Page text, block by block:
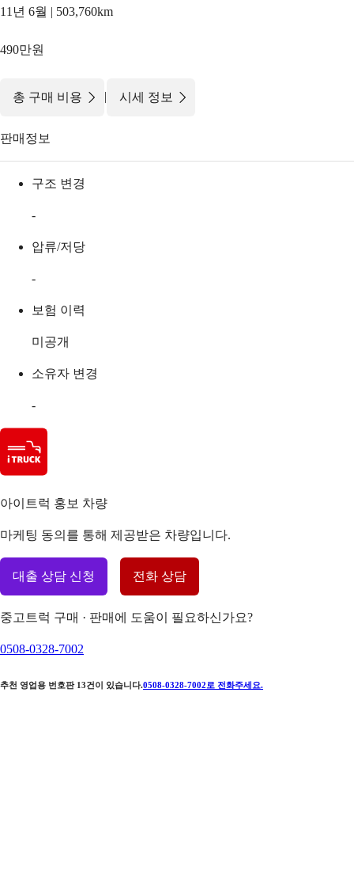
11년 6월 | 503,760km
490만원
총 구매 비용 | 시세 정보
판매정보
구조 변경
-
압류/저당
-
보험 이력
미공개
소유자 변경
-
아이트럭 홍보 차량
마케팅 동의를 통해 제공받은 차량입니다.
대출 상담 신청 전화 상담
중고트럭 구매 · 판매에 도움이 필요하신가요?
0508-0328-7002
추천 영업용 번호판 13건이 있습니다.0508-0328-7002 로 전화주세요.